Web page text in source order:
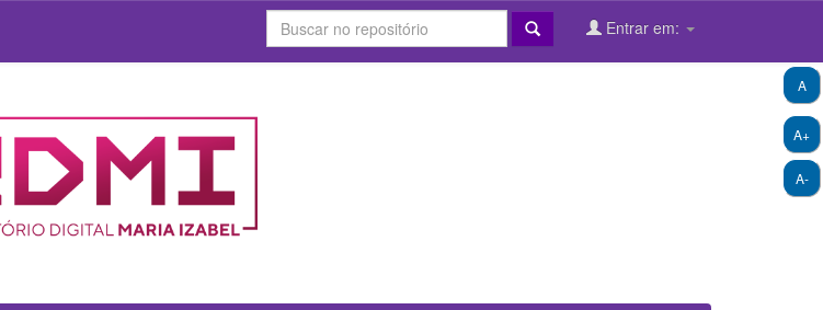
Entrar em:
A+
A-
A